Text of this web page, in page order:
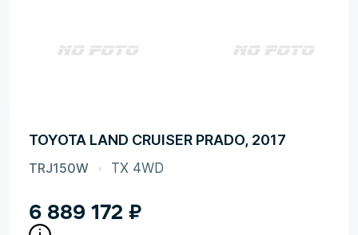
TOYOTA LAND CRUISER PRADO, 2017
TRJ150W TX 4WD
6 889 172 ₽